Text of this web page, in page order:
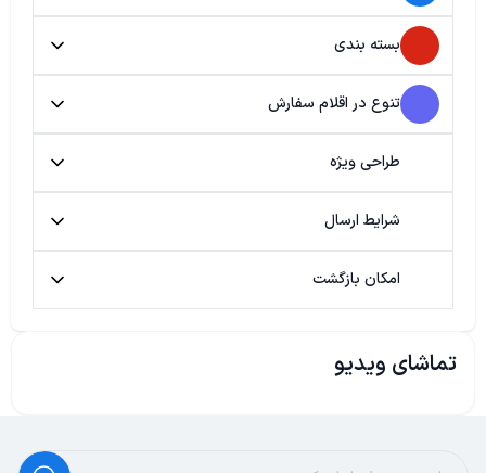
بسته بندی
تنوع در اقلام سفارش
طراحی ویژه
شرایط ارسال
امکان بازگشت
تماشای ویدیو